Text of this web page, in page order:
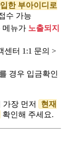
한 부아이디로
수 가능
메뉴가 노출되지
센터 1:1 문의 >
경우 입금확인
장 먼저
현재
확인해 주세요.